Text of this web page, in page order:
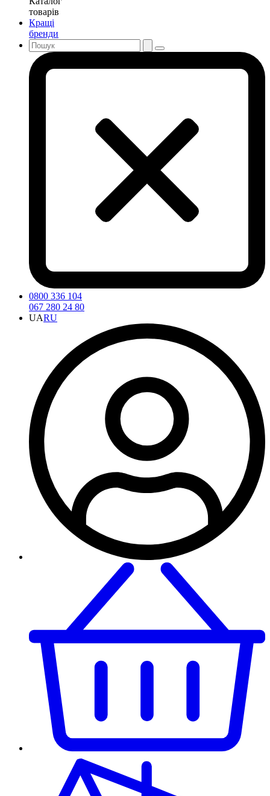
товарів
Кращі
бренди
0800 336 104
067 280 24 80
UARU